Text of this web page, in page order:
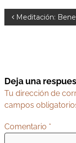
a
c
ó
Meditación:
Deja una
Tu dirección de
campos
Comentario *